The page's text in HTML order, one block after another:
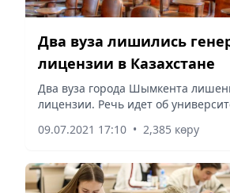
Два вуза лишились
лицензии в Казахстане
Два вуза города Шымкента
лицензии. Речь идет об
и «Мирас», сообщает Vecher.kz.
09.07.2021 17:10 • 2,385 көру